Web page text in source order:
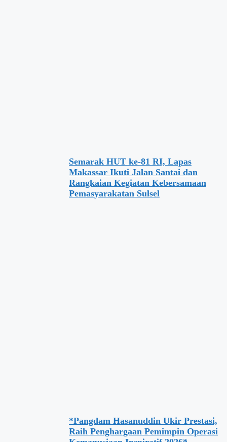
Semarak HUT ke-81 RI, Lapas
Makassar Ikuti Jalan Santai dan
Rangkaian Kegiatan Kebersamaan
Pemasyarakatan Sulsel
*Pangdam Hasanuddin Ukir Prestasi,
Raih Penghargaan Pemimpin Operasi